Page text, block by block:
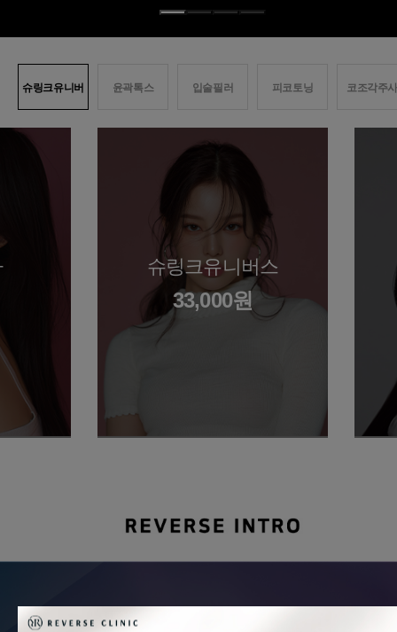
슈링크유니버 윤곽톡스 입술필러 피코토닝 코조각주사
슈링크유니버스
33,000원